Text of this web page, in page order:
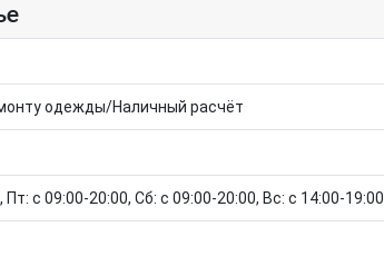
одежды/Наличный расчёт
c 09:00-20:00, Сб: c 09:00-20:00, Вс: c 14:00-19:00